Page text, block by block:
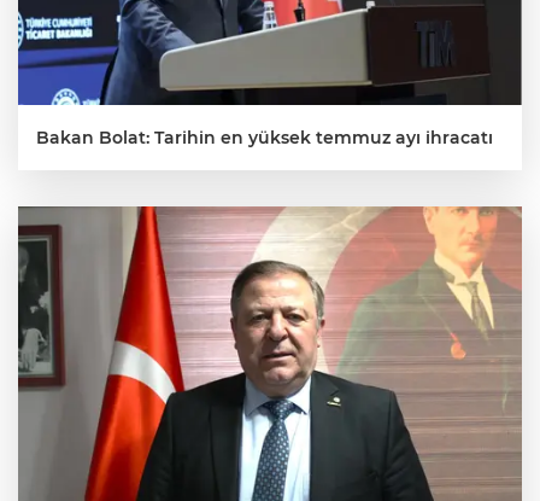
Bakan Bolat: Tarihin en yüksek temmuz ayı ihracatı